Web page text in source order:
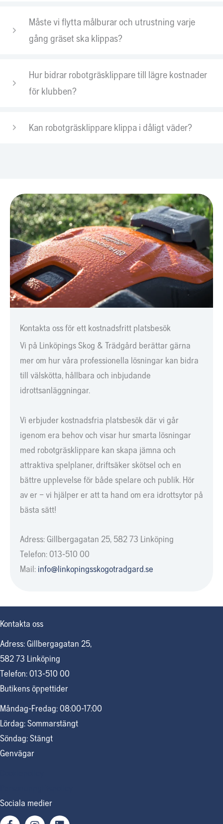
Måste vi flytta målburar och utrustning varje
gång gräset ska klippas?
Hur bidrar robotgräsklippare till lägre kostnader
för klubben?
Kan robotgräsklippare klippa i dåligt väder?
Kontakta oss för ett kostnadsfritt platsbesök
Vi på Linköpings Skog & Trädgård berättar gärna
mer om hur våra professionella lösningar kan bidra
till välskötta, hållbara och inbjudande
idrottsanläggningar.
Vi erbjuder kostnadsfria platsbesök där vi går
igenom era behov och visar hur smarta lösningar
med robotgräsklippare kan skapa jämna och
attraktiva spelplaner, driftsäker skötsel och en
bättre upplevelse för både spelare och publik. Hör
av er – vi hjälper er att ta hand om era idrottsytor på
bästa sätt!
Adress: Gillbergagatan 25, 582 73 Linköping
Telefon: 013-510 00
Mail: info@linkopingsskogotradgard.se
Kontakta oss
Adress: Gillbergagatan 25,
582 73 Linköping
Telefon: 013-510 00
Butikens öppettider
Måndag-Fredag: 08:00-17:00
Lördag: Sommarstängt
Söndag: Stängt
Genvägar
Sociala medier